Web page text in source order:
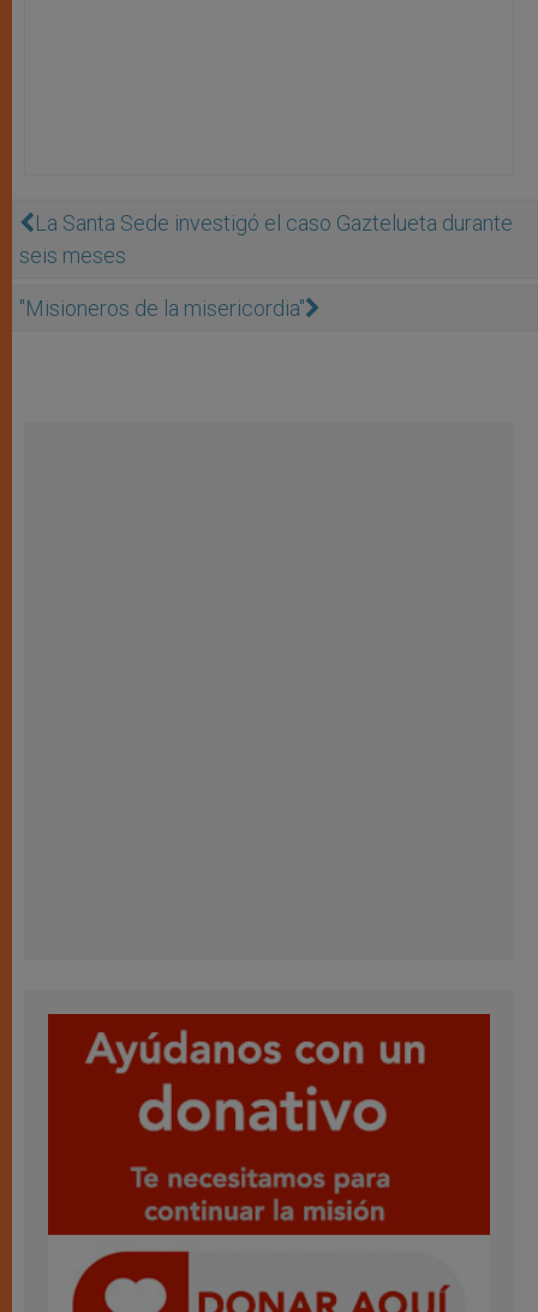
La Santa Sede investigó el caso Gaztelueta durante
seis meses
"Misioneros de la misericordia"